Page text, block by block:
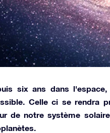
six ans dans
Celle ci se rendra
de notre système